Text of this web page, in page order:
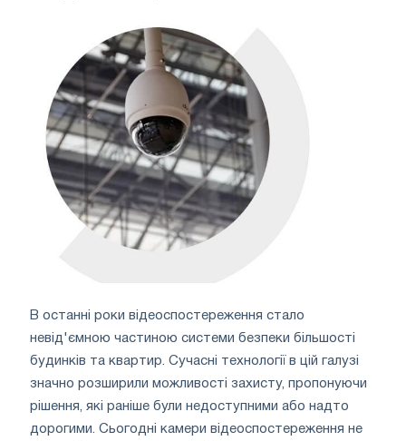
В останні роки відеоспостереження стало
невід'ємною частиною системи безпеки більшості
будинків та квартир. Сучасні технології в цій галузі
значно розширили можливості захисту, пропонуючи
рішення, які раніше були недоступними або надто
дорогими. Сьогодні камери відеоспостереження не